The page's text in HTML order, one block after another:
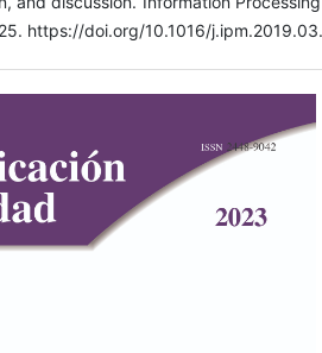
https://doi.org/10.1016/